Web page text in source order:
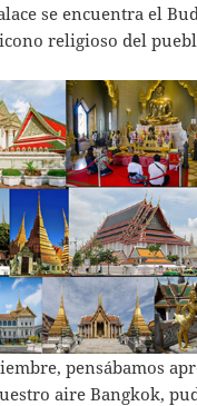
se encuentra el
religioso del
pensábamos
aire Bangkok,